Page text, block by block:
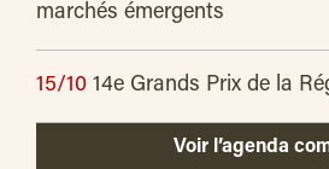
marchés émergents
15/10 14e Grands Prix de la
Voir l’agenda